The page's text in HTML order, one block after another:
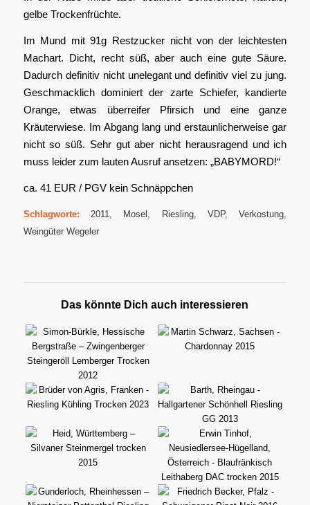
gelbe Trockenfrüchte.
Im Mund mit 91g Restzucker nicht von der leichtesten
Machart. Dicht, recht süß, aber auch eine gute Säure.
Dadurch definitiv nicht unelegant und definitiv viel zu jung.
Geschmacklich dominiert der zarte Schiefer, kandierte
Orange, etwas überreifer Pfirsich und eine ganze
Kräuterwiese. Im Abgang lang und erstaunlicherweise gar
nicht so süß. Sehr gut aber nicht herausragend und ich
muss leider zum lauten Ausruf ansetzen: „BABYMORD!“
ca. 41 EUR / PGV kein Schnäppchen
Schlagworte: 2011 Mosel Riesling,VDP,Verkostung
Weingüter Wegeler
Das könnte Dich auch interessieren